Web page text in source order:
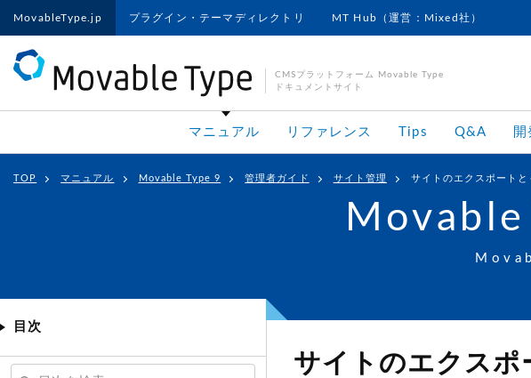
MovableType.jp プラグイン・テーマディレクトリ MT Hub（運営：Mixed社）
CMSプラットフォーム Movable Type
ドキュメントサイト
マニュアル リファレンス Tips Q&A 開
TOP マニュアル Movable Type 9 管理者ガイド サイト管理 サイトのエクスポートと
サイトのエクスポ
目次